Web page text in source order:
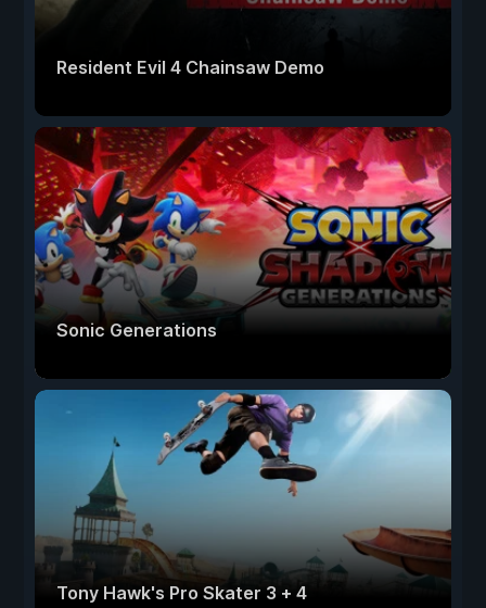
Resident Evil 4 Chainsaw Demo
Sonic Generations
Tony Hawk's Pro Skater 3 + 4